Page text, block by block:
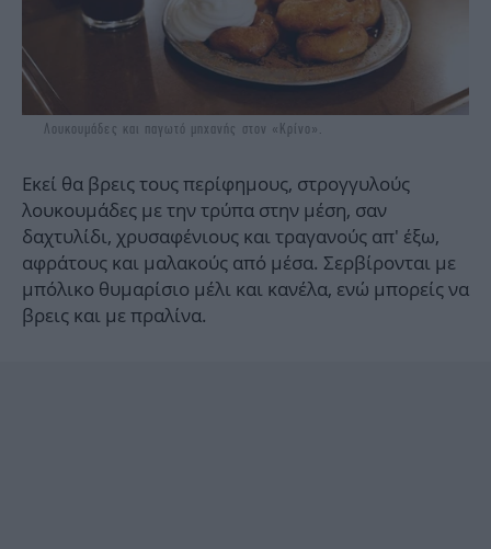
Λουκουμάδες και παγωτό μηχανής στον «Κρίνο».
Εκεί θα βρεις τους περίφημους, στρογγυλούς
λουκουμάδες με την τρύπα στην μέση, σαν
δαχτυλίδι, χρυσαφένιους και τραγανούς απ' έξω,
αφράτους και μαλακούς από μέσα. Σερβίρονται με
μπόλικο θυμαρίσιο μέλι και κανέλα, ενώ μπορείς να
βρεις και με πραλίνα.